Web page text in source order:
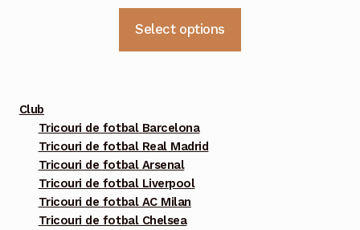
Select options
Club
Tricouri de fotbal Barcelona
Tricouri de fotbal Real Madrid
Tricouri de fotbal Arsenal
Tricouri de fotbal Liverpool
Tricouri de fotbal AC Milan
Tricouri de fotbal Chelsea